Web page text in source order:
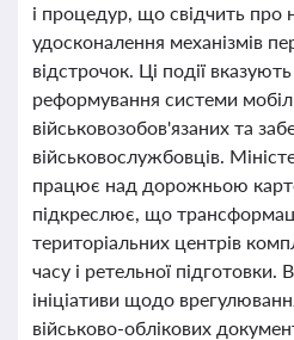
і процедур, що свідчить про
удосконалення механізмів
відстрочок. Ці події
реформування системи
військовозобов'язаних та
військовослужбовців.
працює над дорожньою
підкреслює, що
територіальних центрів
часу і ретельної підготовки.
ініціативи щодо
військово-облікових